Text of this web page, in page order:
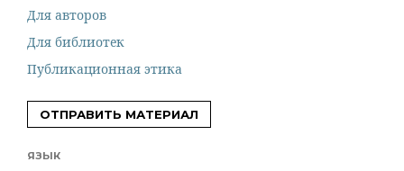
Для авторов
Для библиотек
Публикационная этика
ОТПРАВИТЬ МАТЕРИАЛ
ЯЗЫК